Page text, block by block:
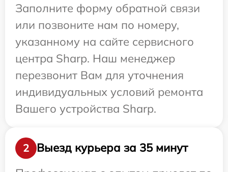
Заполните форму обратной связи
или позвоните нам по номеру,
указанному на сайте сервисного
центра Sharp. Наш менеджер
перезвонит Вам для уточнения
индивидуальных условий ремонта
Вашего устройства Sharp.
2
Выезд курьера за 35 минут